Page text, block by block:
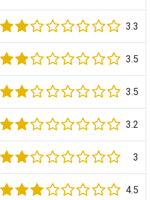
3.3
3.5
3.5
3.2
3
4.5